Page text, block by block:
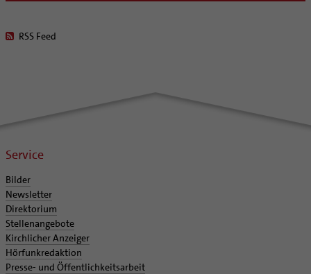
RSS Feed
Service
Bilder
Newsletter
Direktorium
Stellenangebote
Kirchlicher Anzeiger
Hörfunkredaktion
Presse- und Öffentlichkeitsarbeit